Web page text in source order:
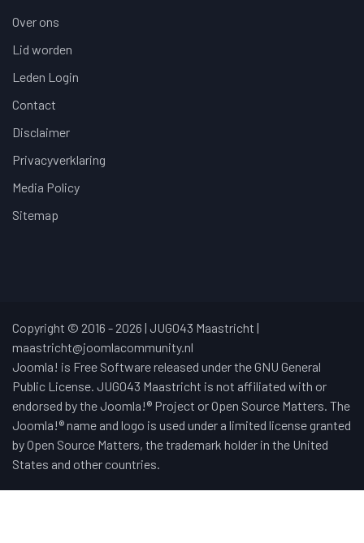
Over ons
Lid worden
Leden Login
Contact
Disclaimer
Privacyverklaring
Media Policy
Sitemap
Copyright © 2016 - 2026 | JUG043 Maastricht |
maastricht@joomlacommunity.nl
Joomla! is Free Software released under the GNU General
Public License. JUG043 Maastricht is not affiliated with or
endorsed by the Joomla!® Project or Open Source Matters. The
Joomla!® name and logo is used under a limited license granted
by Open Source Matters, the trademark holder in the United
States and other countries.